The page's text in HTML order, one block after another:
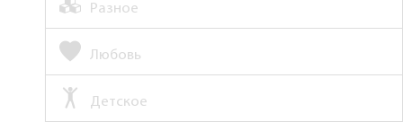
Разное
Любовь
Детское